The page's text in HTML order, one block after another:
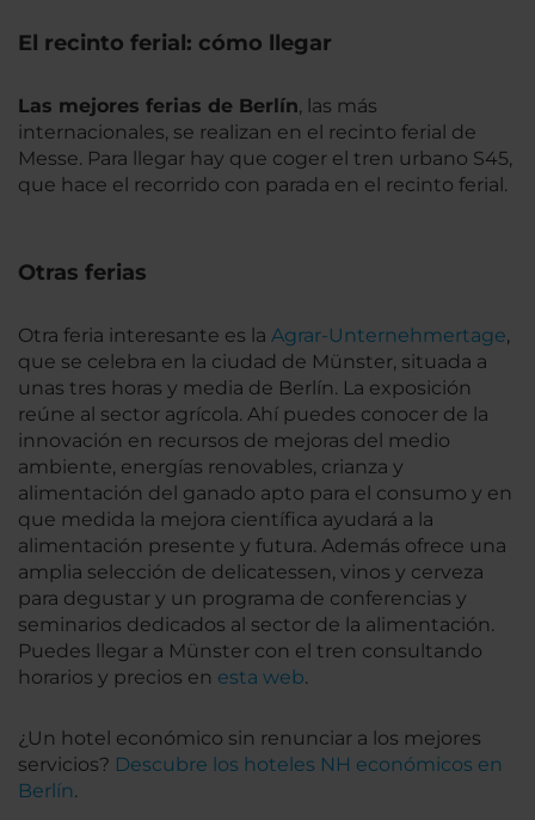
El recinto ferial: cómo llegar
Las mejores ferias de Berlín, las más
internacionales, se realizan en el recinto ferial de
Messe. Para llegar hay que coger el tren urbano S45,
que hace el recorrido con parada en el recinto ferial.
Otras ferias
Otra feria interesante es la Agrar-Unternehmertage,
que se celebra en la ciudad de Münster, situada a
unas tres horas y media de Berlín. La exposición
reúne al sector agrícola. Ahí puedes conocer de la
innovación en recursos de mejoras del medio
ambiente, energías renovables, crianza y
alimentación del ganado apto para el consumo y en
que medida la mejora científica ayudará a la
alimentación presente y futura. Además ofrece una
amplia selección de delicatessen, vinos y cerveza
para degustar y un programa de conferencias y
seminarios dedicados al sector de la alimentación.
Puedes llegar a Münster con el tren consultando
horarios y precios en esta web.
¿Un hotel económico sin renunciar a los mejores
servicios? Descubre los hoteles NH económicos en
Berlín.